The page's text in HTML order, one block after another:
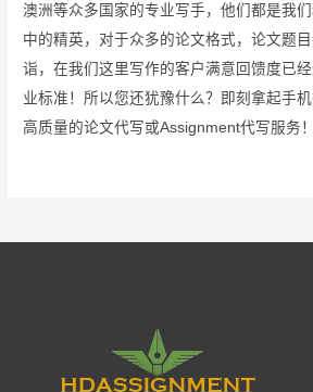
澳洲等众多国家的专业写手，他们都是我
中的精英，对于众多的论文格式，论文题
诣，在我们这里写作的客户满意回馈度已
业标准！所以您还犹豫什么？即刻拿起手
高质量的论文代写或Assignment代写服务！